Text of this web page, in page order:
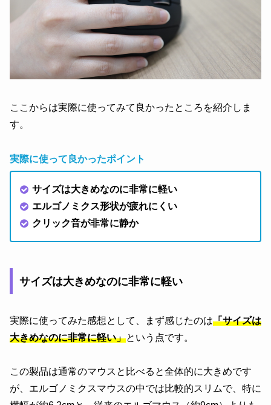
ここからは実際に使ってみて良かったところを紹介しま
す。
実際に使って良かったポイント
サイズは大きめなのに非常に軽い
エルゴノミクス形状が疲れにくい
クリック音が非常に静か
サイズは大きめなのに非常に軽い
実際に使ってみた感想として、まず感じたのは「サイズは
大きめなのに非常に軽い」という点です。
この製品は通常のマウスと比べると全体的に大きめです
が、エルゴノミクスマウスの中では比較的スリムで、特に